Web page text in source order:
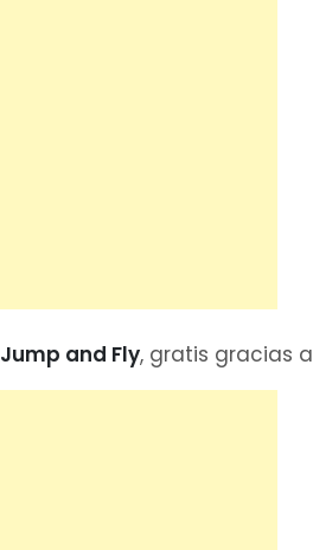
Jump and Fly, gratis gracias a